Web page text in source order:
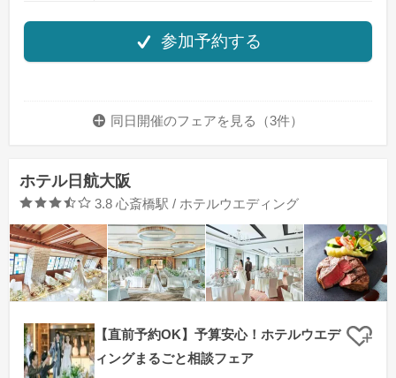
参加予約する
同日開催のフェアを 見る（3件）
ホテル日航大阪
口コミ評価
3.8 心斎橋駅 / ホテルウエディング
【直前予約OK】予算安心！ホテルウエデ
ィングまるごと相談フェア
クリ